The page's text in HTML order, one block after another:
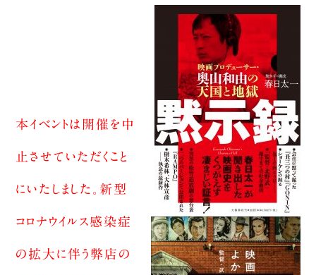
本イベントは開催を中
止させていただくこと
にいたしました。新型
コロナウイルス感染症
の拡大に伴う弊店の